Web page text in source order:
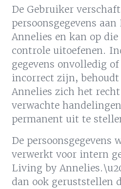
De Gebruiker
persoonsgegevens
Annelies en kan op
controle uitoefenen.
gegevens onvolledig
incorrect zijn,
Annelies zich het
verwachte
permanent uit te
De persoonsgegevens
verwerkt voor intern
Living by
dan ook geruststellen